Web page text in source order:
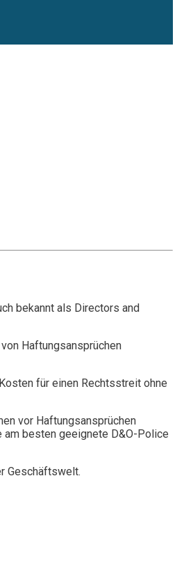
bekannt als Directors and
Haftungsansprüchen
für einen Rechtsstreit ohne
vor Haftungsansprüchen
am besten geeignete D&O-Police
Geschäftswelt.